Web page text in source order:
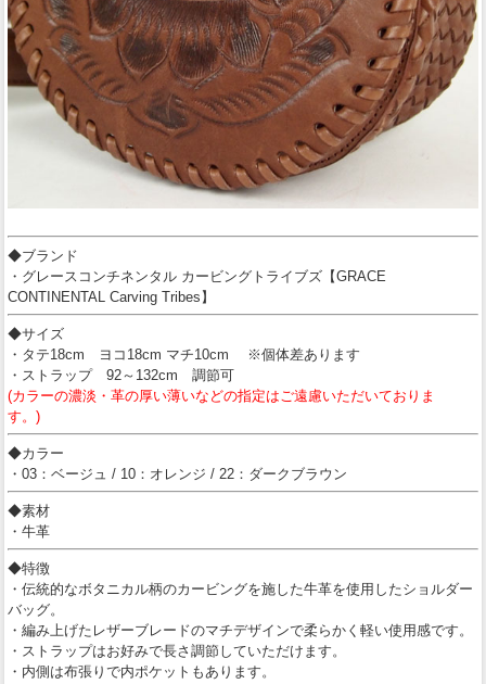
◆ブランド
・グレースコンチネンタル カービングトライブズ【GRACE
CONTINENTAL Carving Tribes】
◆サイズ
・タテ18cm ヨコ18cm マチ10cm ※個体差あります
・ストラップ 92～132cm 調節可
(カラーの濃淡・革の厚い薄いなどの指定はご遠慮いただいておりま
す。)
◆カラー
・03：ベージュ / 10：オレンジ / 22：ダークブラウン
◆素材
・牛革
◆特徴
・伝統的なボタニカル柄のカービングを施した牛革を使用したショルダー
バッグ。
・編み上げたレザーブレードのマチデザインで柔らかく軽い使用感です。
・ストラップはお好みで長さ調節していただけます。
・内側は布張りで内ポケットもあります。